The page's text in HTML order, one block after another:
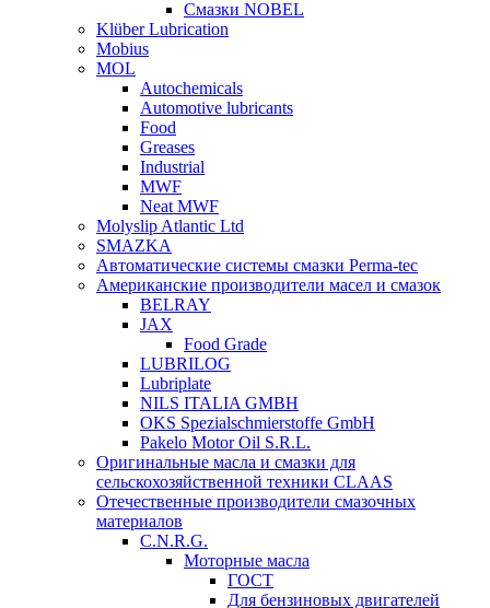
Смазки NOBEL
Klüber Lubrication
Mobius
MOL
Autochemicals
Automotive lubricants
Food
Greases
Industrial
MWF
Neat MWF
Molyslip Atlantic Ltd
SMAZKA
Автоматические системы смазки Perma-tec
Американские производители масел и смазок
BELRAY
JAX
Food Grade
LUBRILOG
Lubriplate
NILS ITALIA GMBH
OKS Spezialschmierstoffe GmbH
Pakelo Motor Oil S.R.L.
Оригинальные масла и смазки для
сельскохозяйственной техники CLAAS
Отечественные производители смазочных
материалов
C.N.R.G.
Моторные масла
ГОСТ
Для бензиновых двигателей